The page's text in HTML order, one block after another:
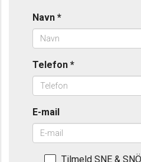
Navn *
Telefon *
E-mail
Tilmeld SNE &